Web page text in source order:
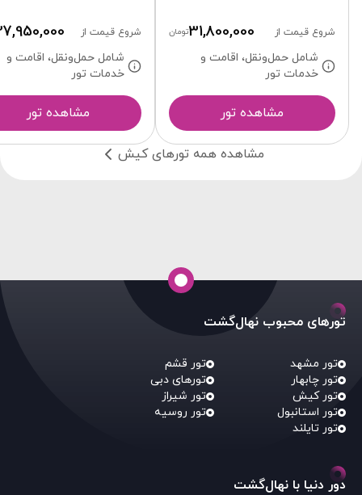
شروع قیمت از 31,800,000تومان
شامل حمل‌ونقل، اقامت و
خدمات تور
مشاهده تور
شروع قیمت از
شامل حمل‌ونقل، اقامت و
خدمات تور
مشاهده تور
مشاهده همه تورهای کیش
تورهای محبوب نهال‌گشت
تور مشهد
تور قشم
تور چابهار
تورهای دبی
تور کیش
تور شیراز
تور استانبول
تور روسیه
تور تایلند
دور دنیا با نهال‌گشت